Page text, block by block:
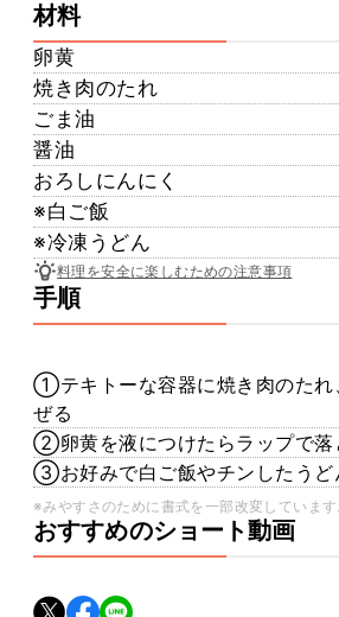
材料
卵黄
焼き肉のたれ
ごま油
醤油
おろしにんにく
※白ご飯
※冷凍うどん
料理を安全に楽しむための注意事項
手順
①テキトーな容器に焼き肉のたれ
ぜる
②卵黄を液につけたらラップで落
③お好みで白ご飯やチンしたうど
※みやすさのために書式を一部改変しています
おすすめのショート動画